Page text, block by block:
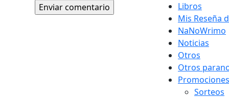
Libros
Mis Reseña
NaNoWrimo
Noticias
Otros
Otros
Promociones
Sorteos